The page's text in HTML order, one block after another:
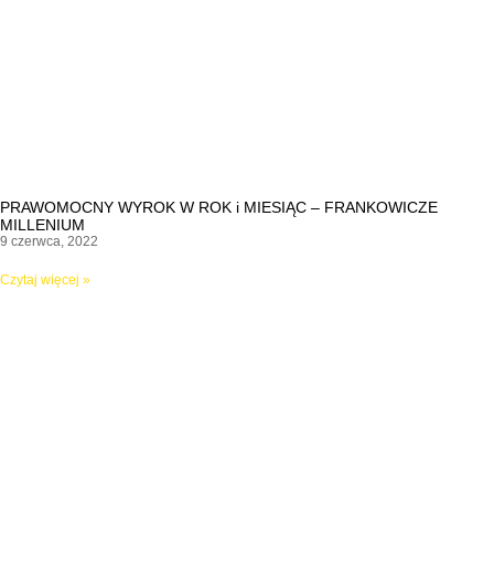
PRAWOMOCNY WYROK W ROK i MIESIĄC – FRANKOWICZE
MILLENIUM
9 czerwca, 2022
Czytaj więcej »